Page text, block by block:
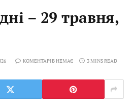
– 29 травня,
КОМЕНТАРІВ НЕМАЄ 3 MINS READ